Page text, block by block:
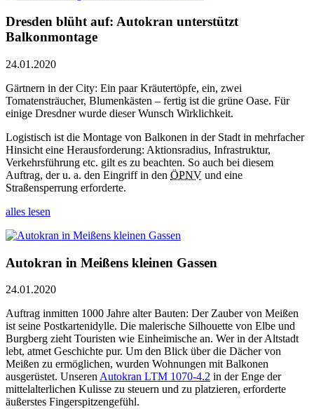
Dresden blüht auf: Autokran unterstützt
Balkonmontage
24.01.2020
Gärtnern in der City: Ein paar Kräutertöpfe, ein, zwei
Tomatensträucher, Blumenkästen – fertig ist die grüne Oase. Für
einige Dresdner wurde dieser Wunsch Wirklichkeit.
Logistisch ist die Montage von Balkonen in der Stadt in mehrfacher
Hinsicht eine Herausforderung: Aktionsradius, Infrastruktur,
Verkehrsführung etc. gilt es zu beachten. So auch bei diesem
Auftrag, der u. a. den Eingriff in den ÖPNV und eine
Straßensperrung erforderte.
alles lesen
Autokran in Meißens kleinen Gassen
24.01.2020
Auftrag inmitten 1000 Jahre alter Bauten: Der Zauber von Meißen
ist seine Postkartenidylle. Die malerische Silhouette von Elbe und
Burgberg zieht Touristen wie Einheimische an. Wer in der Altstadt
lebt, atmet Geschichte pur. Um den Blick über die Dächer von
Meißen zu ermöglichen, wurden Wohnungen mit Balkonen
ausgerüstet. UnserenAutokran LTM 1070-4.2 in der Enge der
mittelalterlichen Kulisse zu steuern und zu platzieren, erforderte
äußerstes Fingerspitzengefühl.